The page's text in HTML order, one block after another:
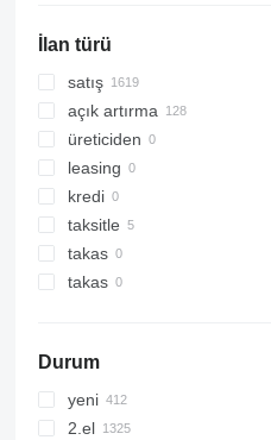
İlan türü
satış
açık artırma
üreticiden
leasing
kredi
taksitle
takas
takas
Durum
yeni
2.el